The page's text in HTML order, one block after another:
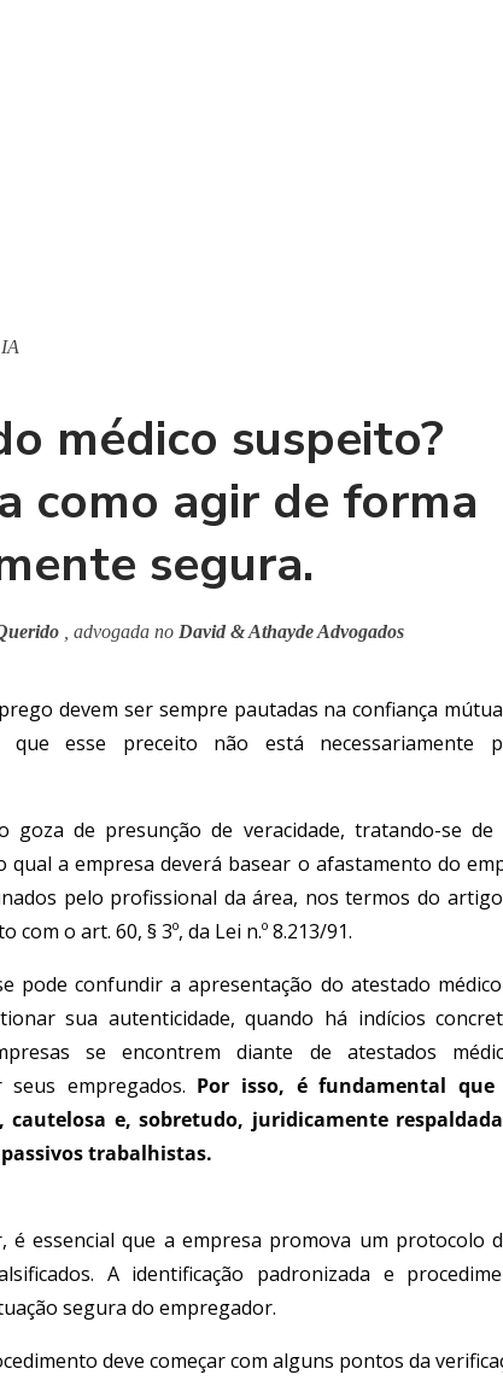
médico suspeito?
como agir de forma
segura.
, advogada no David & Athayde Advogados
devem ser sempre pautadas na confiança
que esse preceito não está necessariamente
goza de presunção de veracidade, tratando-se
qual a empresa deverá basear o afastamento do
pelo profissional da área, nos termos do artigo
com o art. 60, § 3º, da Lei n.º 8.213/91.
pode confundir a apresentação do atestado
sua autenticidade, quando há indícios
se encontrem diante de atestados
empregados. Por isso, é fundamental
cautelosa e, sobretudo, juridicamente
trabalhistas.
é essencial que a empresa promova um protocolo
A identificação padronizada e
segura do empregador.
deve começar com alguns pontos da